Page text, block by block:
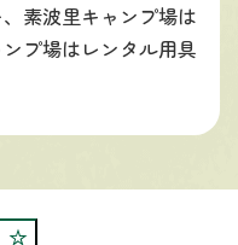
素波里キャンプ場は
プ場はレンタル用具